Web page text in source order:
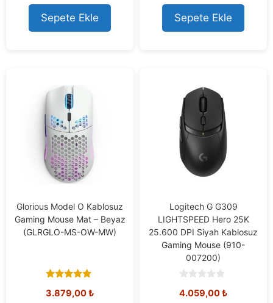
t
o
f
5
Sepete Ekle
t
o
f
5
Sepete Ekle
Glorious Model O Kablosuz
Gaming Mouse Mat – Beyaz
(GLRGLO-MS-OW-MW)
out of 5
3.879,00₺
Logitech G G309
LIGHTSPEED Hero 25K
25.600 DPI Siyah Kablosuz
Gaming Mouse (910-
007200)
o
4.059,00₺